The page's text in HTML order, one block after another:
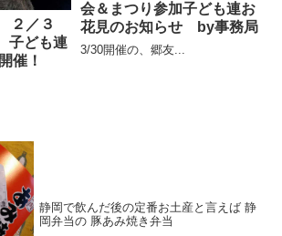
２／３
子ども連
催！
会＆まつり参加子ども連お
花見のお知らせ by事務局
3/30開催の、郷友...
静岡で飲んだ後の定番お土産と言えば 静
岡弁当の 豚あみ焼き弁当